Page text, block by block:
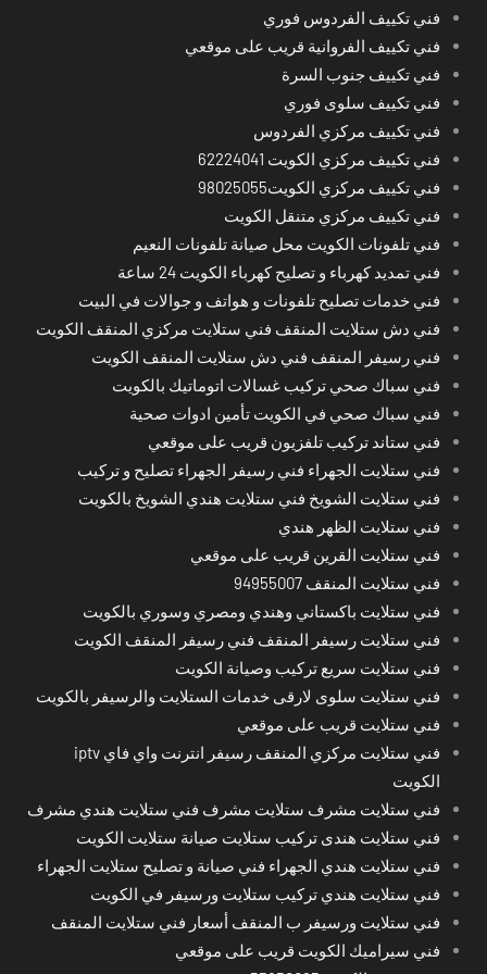
فني تكييف الفردوس فوري
فني تكييف الفروانية قريب على موقعي
فني تكييف جنوب السرة
فني تكييف سلوى فوري
فني تكييف مركزي الفردوس
فني تكييف مركزي الكويت 62224041
فني تكييف مركزي الكويت98025055
فني تكييف مركزي متنقل الكويت
فني تلفونات الكويت محل صيانة تلفونات النعيم
فني تمديد كهرباء و تصليح كهرباء الكويت 24 ساعة
فني خدمات تصليح تلفونات و هواتف و جوالات في البيت
فني دش ستلايت المنقف فني ستلايت مركزي المنقف الكويت
فني رسيفر المنقف فني دش ستلايت المنقف الكويت
فني سباك صحي تركيب غسالات اتوماتيك بالكويت
فني سباك صحي في الكويت تأمين ادوات صحية
فني ستاند تركيب تلفزيون قريب على موقعي
فني ستلايت الجهراء فني رسيفر الجهراء تصليح و تركيب
فني ستلايت الشويخ فني ستلايت هندي الشويخ بالكويت
فني ستلايت الظهر هندي
فني ستلايت القرين قريب على موقعي
فني ستلايت المنقف 94955007
فني ستلايت باكستاني وهندي ومصري وسوري بالكويت
فني ستلايت رسيفر المنقف فني رسيفر المنقف الكويت
فني ستلايت سريع تركيب وصيانة الكويت
فني ستلايت سلوى لارقى خدمات الستلايت والرسيفر بالكويت
فني ستلايت قريب على موقعي
فني ستلايت مركزي المنقف رسيفر انترنت واي فاي iptv
الكويت
فني ستلايت مشرف ستلايت مشرف فني ستلايت هندي مشرف
فني ستلايت هندى تركيب ستلايت صيانة ستلايت الكويت
فني ستلايت هندي الجهراء فني صيانة و تصليح ستلايت الجهراء
فني ستلايت هندي تركيب ستلايت ورسيفر في الكويت
فني ستلايت ورسيفر ب المنقف أسعار فني ستلايت المنقف
فني سيراميك الكويت قريب على موقعي